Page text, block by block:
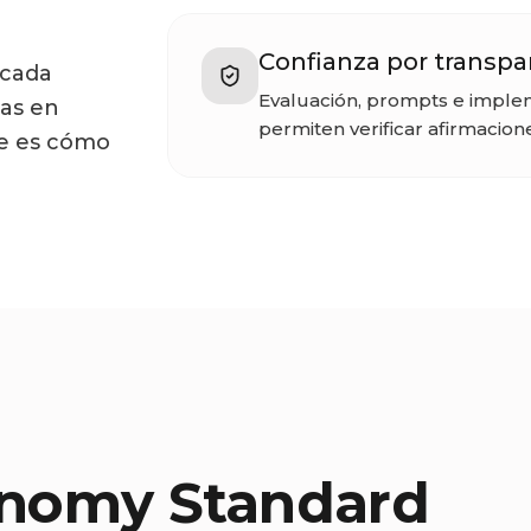
en
es cómo
Confianza por
Evaluación, prompts e
permiten verificar
Standard